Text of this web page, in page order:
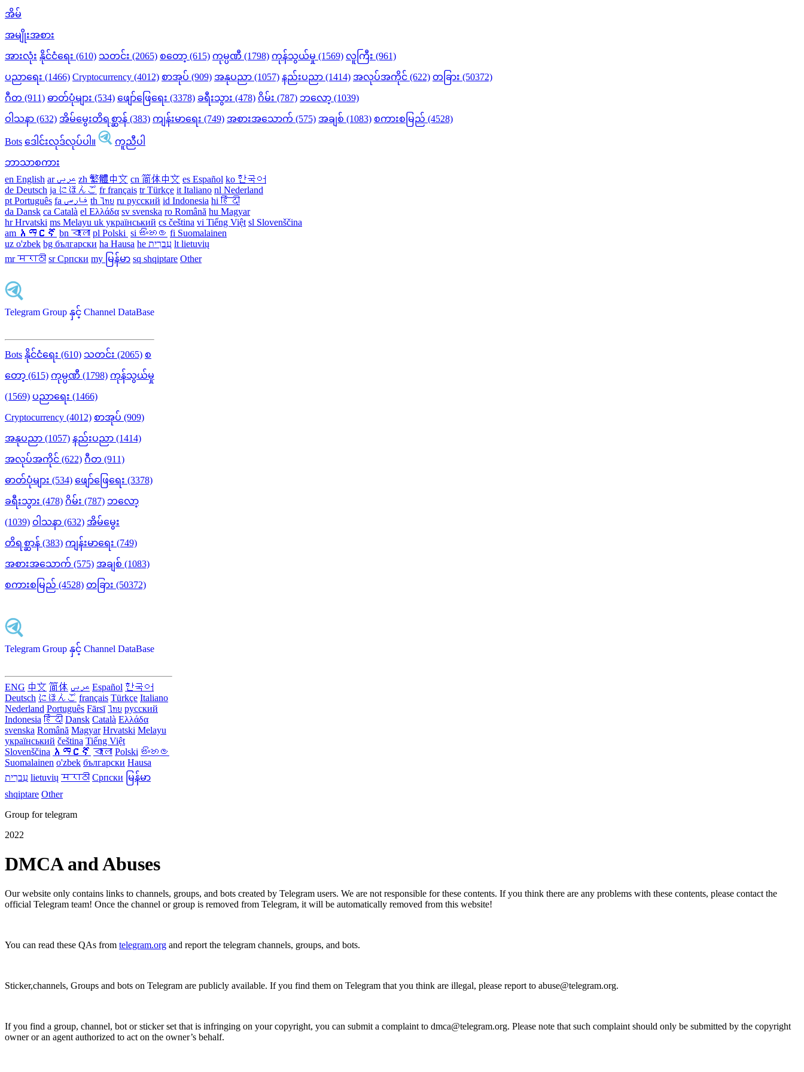
အိမ်
အမျိုးအစား
အားလုံး နိုင်ငံရေး (610) သတင်း (2065) စတော့ (615) ကုမ္ပဏီ (1798) ကုန်သွယ်မှု (1569) လူကြီး (961)
ပညာရေး (1466) Cryptocurrency (4012) စာအုပ် (909) အနုပညာ (1057) နည်းပညာ (1414) အလုပ်အကိုင် (622) တခြား (50372)
ဂီတ (911) ဓာတ်ပုံများ (534) ဖျော်ဖြေရေး (3378) ခရီးသွား (478) ဂိမ်း (787) ဘလော့ (1039)
ဝါသနာ (632) အိမ်မွေးတိရစ္ဆာန် (383) ကျန်းမာရေး (749) အစားအသောက် (575) အချစ် (1083) စကားစမြည် (4528)
Bots ဒေါင်းလုဒ်လုပ်ပါ။ ကူညီပါ
ဘာသာစကား
en English
ar عربى zh 繁體中文 cn 简体中文 es Español ko 한국어
de Deutsch ja にほんご fr français tr Türkçe it Italiano nl Nederland
pt Português
th ไทย ru русский id Indonesia hi हिंदी
da Dansk‎ ca Català el Ελλάδα sv svenska ro Română hu Magyar
hr Hrvatski ms Melayu uk український‎ cs čeština‎ vi Tiếng Việt sl Slovenščina
am አማርኛ bn বাংলা pl Polski ‎ si සිංහල fi Suomalainen
uz o'zbek bg български ha Hausa‎ he עִברִית lt lietuvių
mr मराठी sr Српски my မြန်မာ sq shqiptare Other
Telegram Group နှင့် Channel DataBase
Bots နိုင်ငံရေး (610) သတင်း (2065) စ
တော့ (615) ကုမ္ပဏီ (1798) ကုန်သွယ်မှု
(1569) ပညာရေး (1466)
Cryptocurrency (4012) စာအုပ် (909)
အနုပညာ (1057) နည်းပညာ (1414)
အလုပ်အကိုင် (622) ဂီတ (911)
ဓာတ်ပုံများ (534) ဖျော်ဖြေရေး (3378)
ခရီးသွား (478) ဂိမ်း (787) ဘလော့
(1039) ဝါသနာ (632) အိမ်မွေး
တိရစ္ဆာန် (383) ကျန်းမာရေး (749)
အစားအသောက် (575) အချစ် (1083)
စကားစမြည် (4528) တခြား (50372)
Telegram Group နှင့် Channel DataBase
ENG 中文 简体 عربى Español 한국어
Deutsch にほんご français Türkçe Italiano
Nederland Português Fārsī‎ ไทย русский
Indonesia हिंदी Dansk‎ Català Ελλάδα
svenska Română Magyar Hrvatski Melayu
український čeština Tiếng Việt
Slovenščina አማርኛ বাংলা Polski සිංහල
Suomalainen o'zbek български Hausa
עִברִית lietuvių मराठी Српски မြန်မာ
shqiptare Other
Group for telegram
2022
DMCA and Abuses
Our website only contains links to channels, groups, and bots created by Telegram users. We are not responsible for these contents. If you think there are any problems with these contents, please contact the
official Telegram team! Once the channel or group is removed from Telegram, it will be automatically removed from this website!
You can read these QAs from telegram.org and report the telegram channels, groups, and bots.
Sticker,channels, Groups and bots on Telegram are publicly available. If you find them on Telegram that you think are illegal, please report to abuse@telegram.org.
If you find a group, channel, bot or sticker set that is infringing on your copyright, you can submit a complaint to dmca@telegram.org. Please note that such complaint should only be submitted by the copyright
owner or an agent authorized to act on the owner’s behalf.